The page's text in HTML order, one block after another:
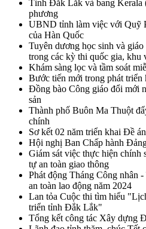
Tỉnh Đắk Lắk và bang Kerala
phương
UBND tỉnh làm việc với Quỹ
của Hàn Quốc
Tuyên dương học sinh và
trong các kỳ thi quốc gia, khu
Khám sàng lọc và tầm soát
Bước tiến mới trong phát triển
Đồng bào Công giáo đổi mới
sản
Thành phố Buôn Ma Thuột
chính
Sơ kết 02 năm triển khai Đề
Hội nghị Ban Chấp hành
Giám sát việc thực hiện chính
tự an toàn giao thông
Phát động Tháng Công nhân
an toàn lao động năm 2024
Lan tỏa Cuộc thi tìm hiểu
triển tỉnh Đắk Lắk"
Tổng kết công tác Xây dựng